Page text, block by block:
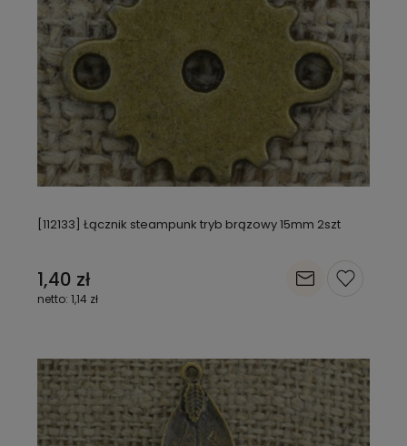
[112133] Łącznik steampunk tryb brązowy 15mm 2szt
1,40 zł
1,14 zł